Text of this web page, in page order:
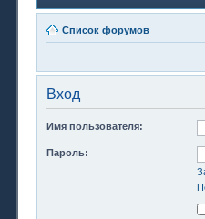
Список форумов
Вход
Имя пользователя:
Пароль: